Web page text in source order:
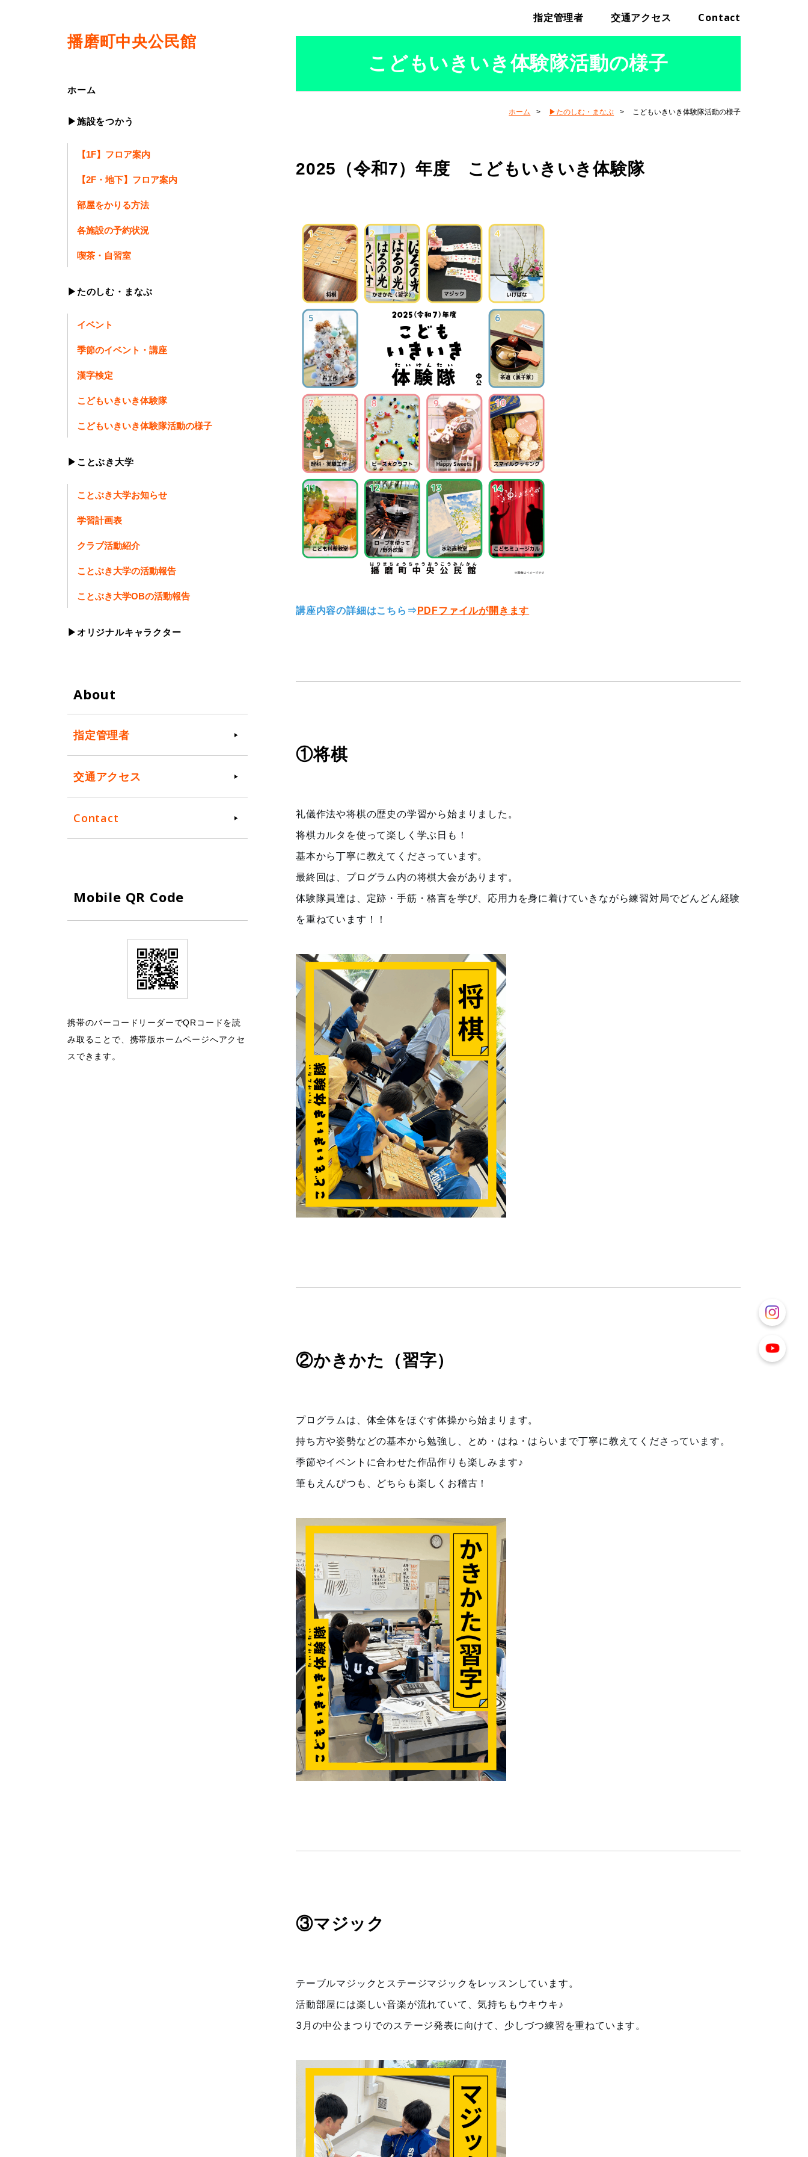
播磨町中央公民館
ホーム
▶施設をつかう
【1F】フロア案内
【2F・地下】フロア案内
部屋をかりる方法
各施設の予約状況
喫茶・自習室
▶たのしむ・まなぶ
イベント
季節のイベント・講座
漢字検定
こどもいきいき体験隊
こどもいきいき体験隊活動の様子
▶ことぶき大学
ことぶき大学お知らせ
学習計画表
クラブ活動紹介
ことぶき大学の活動報告
ことぶき大学OBの活動報告
▶オリジナルキャラクター
指定管理者 交通アクセス Contact
About
指定管理者
交通アクセス
Contact
Mobile QR Code
携帯のバーコードリーダーでQRコードを読
み取ることで、携帯版ホームページへアクセ
スできます。
こどもいきいき体験隊活動の様子
ホーム ▶たのしむ・まなぶ こどもいきいき体験隊活動の様子
2025（令和7）年度 こどもいきいき体験隊
講座内容の詳細はこちら⇒ PDFファイルが開きます
①将棋
礼儀作法や将棋の歴史の学習から始まりました。
将棋カルタを使って楽しく学ぶ日も！
基本から丁寧に教えてくださっています。
最終回は、プログラム内の将棋大会があります。
体験隊員達は、定跡・手筋・格言を学び、応用力を身に着けていきながら練習対局でどんどん経験
を重ねています！！
②かきかた（習字）
プログラムは、体全体をほぐす体操から始まります。
持ち方や姿勢などの基本から勉強し、とめ・はね・はらいまで丁寧に教えてくださっています。
季節やイベントに合わせた作品作りも楽しみます♪
筆もえんぴつも、どちらも楽しくお稽古！
③マジック
テーブルマジックとステージマジックをレッスンしています。
活動部屋には楽しい音楽が流れていて、気持ちもウキウキ♪
3月の中公まつりでのステージ発表に向けて、少しづつ練習を重ねています。